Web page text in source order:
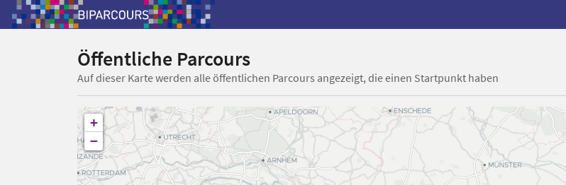
Öffentliche Parcours
Auf dieser Karte werden alle öffentlichen Parcours angezeigt, die einen Startpunkt haben
+
−